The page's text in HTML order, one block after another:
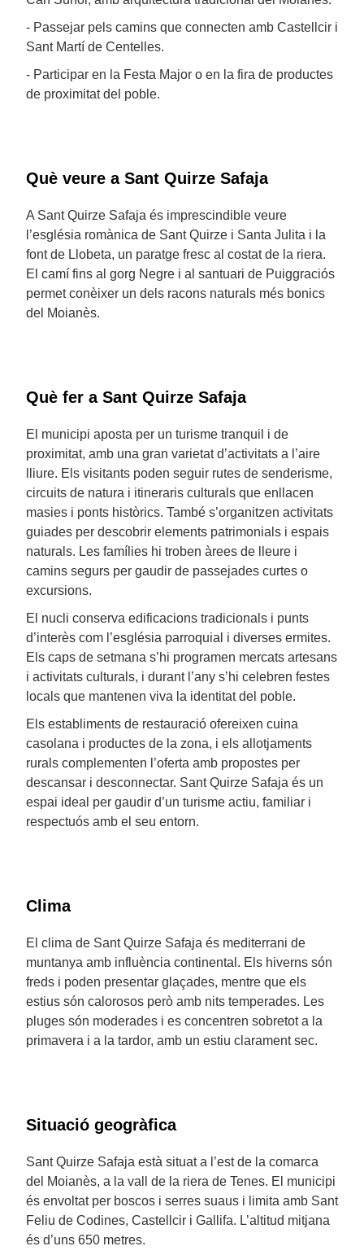
- Passejar pels camins que connecten amb Castellcir i
Sant Martí de Centelles.
- Participar en la Festa Major o en la fira de productes
de proximitat del poble.
Què veure a Sant Quirze Safaja
A Sant Quirze Safaja és imprescindible veure
l’església romànica de Sant Quirze i Santa Julita i la
font de Llobeta, un paratge fresc al costat de la riera.
El camí fins al gorg Negre i al santuari de Puiggraciós
permet conèixer un dels racons naturals més bonics
del Moianès.
Què fer a Sant Quirze Safaja
El municipi aposta per un turisme tranquil i de
proximitat, amb una gran varietat d’activitats a l’aire
lliure. Els visitants poden seguir rutes de senderisme,
circuits de natura i itineraris culturals que enllacen
masies i ponts històrics. També s’organitzen activitats
guiades per descobrir elements patrimonials i espais
naturals. Les famílies hi troben àrees de lleure i
camins segurs per gaudir de passejades curtes o
excursions.
El nucli conserva edificacions tradicionals i punts
d’interès com l’església parroquial i diverses ermites.
Els caps de setmana s’hi programen mercats artesans
i activitats culturals, i durant l’any s’hi celebren festes
locals que mantenen viva la identitat del poble.
Els establiments de restauració ofereixen cuina
casolana i productes de la zona, i els allotjaments
rurals complementen l’oferta amb propostes per
descansar i desconnectar. Sant Quirze Safaja és un
espai ideal per gaudir d’un turisme actiu, familiar i
respectuós amb el seu entorn.
Clima
El clima de Sant Quirze Safaja és mediterrani de
muntanya amb influència continental. Els hiverns són
freds i poden presentar glaçades, mentre que els
estius són calorosos però amb nits temperades. Les
pluges són moderades i es concentren sobretot a la
primavera i a la tardor, amb un estiu clarament sec.
Situació geogràfica
Sant Quirze Safaja està situat a l’est de la comarca
del Moianès, a la vall de la riera de Tenes. El municipi
és envoltat per boscos i serres suaus i limita amb Sant
Feliu de Codines, Castellcir i Gallifa. L’altitud mitjana
és d’uns 650 metres.